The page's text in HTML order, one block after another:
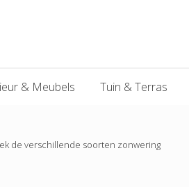
& Meubels Tuin & Terras
de verschillende soorten zonwering